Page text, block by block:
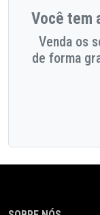
Você tem
Venda os
de forma